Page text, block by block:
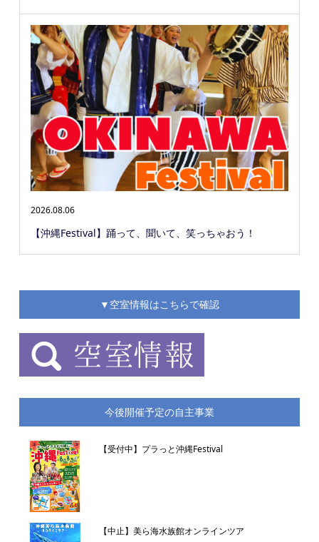
2026.08.06
【沖縄Festival】踊って、聞いて、笑っちゃおう！
▼空室情報はこちらで確認
今後開催予定の自主事業
【受付中】プラっと沖縄Festival
【中止】美ら海水族館オンラインツア